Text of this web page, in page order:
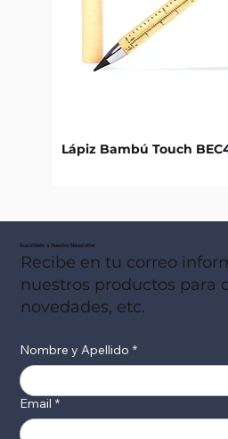
Lápiz Bambú Touch
Suscribete a Nuestro Newsletter
Recibe en tu correo
nuestros productos para
novedades, etc.
Nombre y Apellido *
Email *